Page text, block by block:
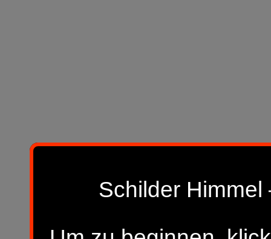
Schilder